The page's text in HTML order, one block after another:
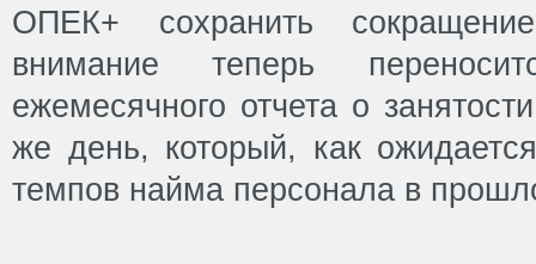
ОПЕК+ сохранить
внимание теперь
ежемесячного отчета о
же день, который, как
темпов найма персонала в